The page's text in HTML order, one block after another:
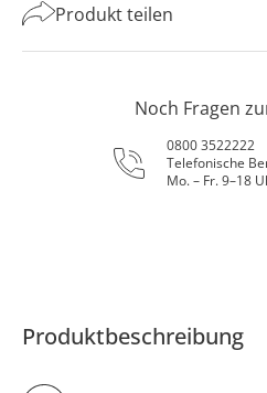
Produkt teilen
Noch Fragen
0800 3522222
Telefonische
Mo. – Fr. 9–18
Produktbeschreibung